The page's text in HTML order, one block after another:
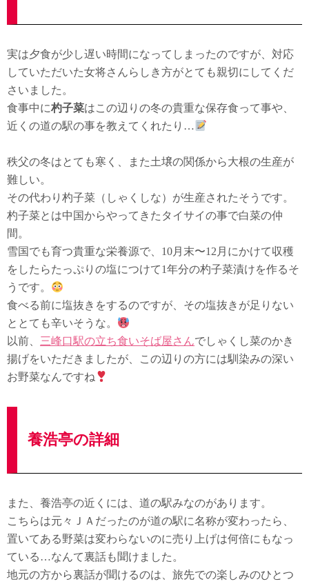
実は夕食が少し遅い時間になってしまったのですが、対応
していただいた女将さんらしき方がとても親切にしてくだ
さいました。
食事中に杓子菜はこの辺りの冬の貴重な保存食って事や、
近くの道の駅の事を教えてくれたり…
秩父の冬はとても寒く、また土壌の関係から大根の生産が
難しい。
その代わり杓子菜（しゃくしな）が生産されたそうです。
杓子菜とは中国からやってきたタイサイの事で白菜の仲
間。
雪国でも育つ貴重な栄養源で、10月末〜12月にかけて収穫
をしたらたっぷりの塩につけて1年分の杓子菜漬けを作るそ
うです。
食べる前に塩抜きをするのですが、その塩抜きが足りない
ととても辛いそうな。
以前、 三峰口駅の立ち食いそば屋さんでしゃくし菜のかき
揚げをいただきましたが、この辺りの方には馴染みの深い
お野菜なんですね
養浩亭の詳細
また、養浩亭の近くには、道の駅みなのがあります。
こちらは元々ＪＡだったのが道の駅に名称が変わったら、
置いてある野菜は変わらないのに売り上げは何倍にもなっ
ている…なんて裏話も聞けました。
地元の方から裏話が聞けるのは、旅先での楽しみのひとつ